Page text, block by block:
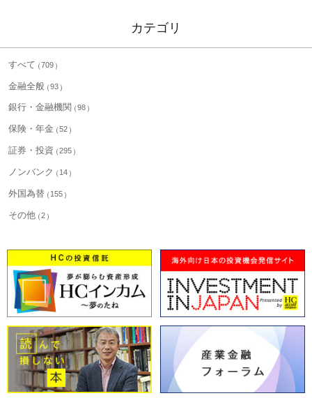
カテゴリ
すべて 709
金融全般 93
銀行・金融機関 98
保険・年金 52
証券・投資 295
ノンバンク 14
外国為替 155
その他 2